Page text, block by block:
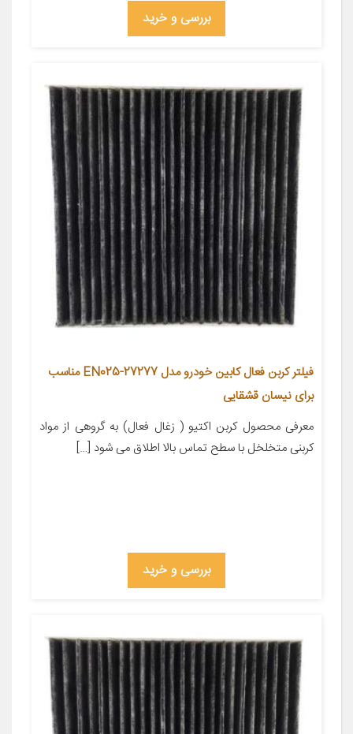
بررسی و خرید
فیلتر کربن فعال کابین خودرو مدل 27277-EN025 مناسب
برای نیسان قشقایی
معرفی محصول کربن اکتیو ( زغال فعال) به گروهی از مواد
کربنی متخلخل با سطح تماس بالا اطلاق می شود […]
بررسی و خرید